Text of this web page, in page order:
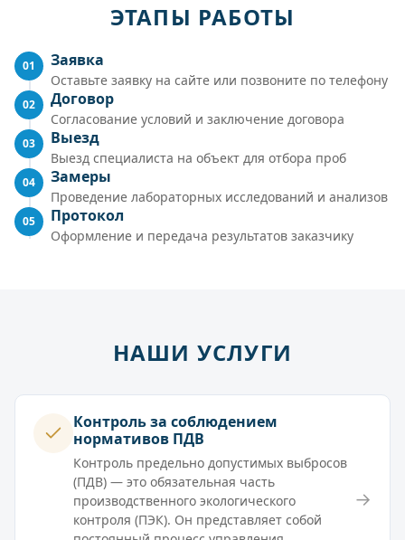
ЭТАПЫ РАБОТЫ
01 Заявка
Оставьте заявку на сайте или позвоните по телефону
02 Договор
Согласование условий и заключение договора
03 Выезд
Выезд специалиста на объект для отбора проб
04 Замеры
Проведение лабораторных исследований и анализов
05 Протокол
Оформление и передача результатов заказчику
НАШИ УСЛУГИ
Контроль за соблюдением
нормативов ПДВ
Контроль предельно допустимых выбросов
(ПДВ) — это обязательная часть
производственного экологического
контроля (ПЭК). Он представляет собой
→